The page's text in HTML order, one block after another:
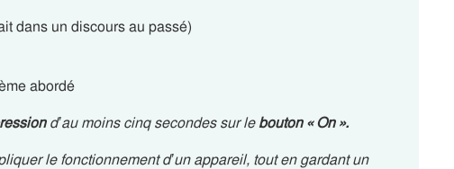
dans un discours au passé)
abordé
d’au moins cinq secondes sur lebouton « On ».
le fonctionnement d’un appareil, tout en gardant un